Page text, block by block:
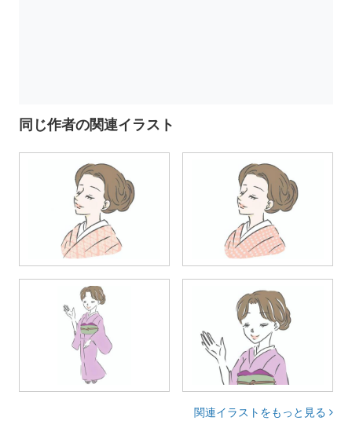
同じ作者の関連イラスト
関連イラストをもっと見る